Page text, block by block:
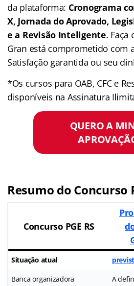
da plataforma: Cronograma
X, Jornada do Aprovado,
e a Revisão Inteligente. Faça
Gran está comprometido com
Satisfação garantida ou seu
*Os cursos para OAB, CFC e
disponíveis na Assinatura
QUERO A
Resumo do Concurso
Concurso PGE RS
Situação atual
Banca organizadora A